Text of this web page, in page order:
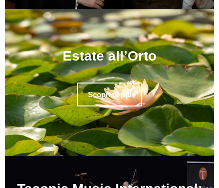
Estate all’Orto
Scopri di più